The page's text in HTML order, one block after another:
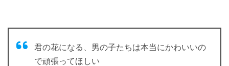
君の花になる、男の子たちは本当にかわいいの
で頑張ってほしい